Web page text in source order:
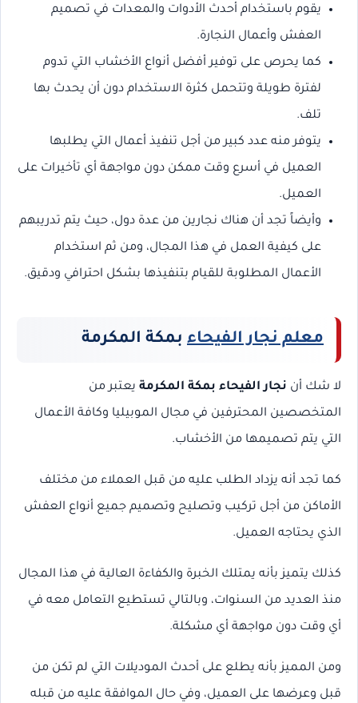
يقوم باستخدام أحدث الأدوات والمعدات في تصميم
العفش وأعمال النجارة.
كما يحرص على توفير أفضل أنواع الأخشاب التي تدوم
لفترة طويلة وتتحمل كثرة الاستخدام دون أن يحدث بها
تلف.
يتوفر منه عدد كبير من أجل تنفيذ أعمال التي يطلبها
العميل في أسرع وقت ممكن دون مواجهة أي تأخيرات على
العميل.
وأيضاً تجد أن هناك نجارين من عدة دول، حيث يتم تدريبهم
على كيفية العمل في هذا المجال، ومن ثم استخدام
الأعمال المطلوبة للقيام بتنفيذها بشكل احترافي ودقيق.
معلم نجار الفيحاء بمكة المكرمة
لا شك أن نجار الفيحاء بمكة المكرمة يعتبر من
المتخصصين المحترفين في مجال الموبيليا وكافة الأعمال
التي يتم تصميمها من الأخشاب.
كما تجد أنه يزداد الطلب عليه من قبل العملاء من مختلف
الأماكن من أجل تركيب وتصليح وتصميم جميع أنواع العفش
الذي يحتاجه العميل.
كذلك يتميز بأنه يمتلك الخبرة والكفاءة العالية في هذا المجال
منذ العديد من السنوات، وبالتالي تستطيع التعامل معه في
أي وقت دون مواجهة أي مشكلة.
ومن المميز بأنه يطلع على أحدث الموديلات التي لم تكن من
قبل وعرضها على العميل، وفي حال الموافقة عليه من قبله